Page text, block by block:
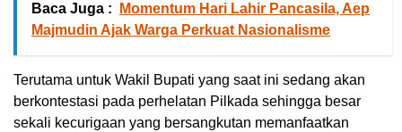
Baca Juga :
Momentum Hari Lahir Pancasila, Aep
Majmudin Ajak Warga Perkuat Nasionalisme
Terutama untuk Wakil Bupati yang saat ini sedang akan
berkontestasi pada perhelatan Pilkada sehingga besar
sekali kecurigaan yang bersangkutan memanfaatkan